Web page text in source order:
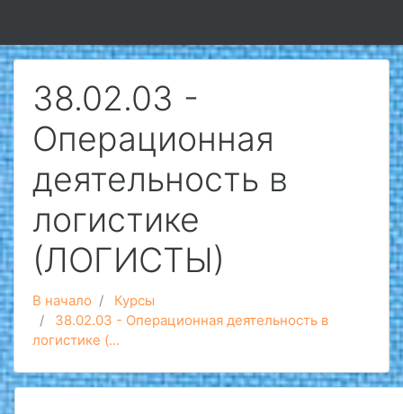
38.02.03 -
Операционная
деятельность в
логистике
(ЛОГИСТЫ)
В начало
Курсы
38.02.03 - Операционная деятельность в
логистике (...